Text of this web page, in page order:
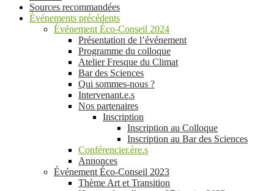
Sources recommandées
Événements précédents
Événement Éco-Conseil 2024
Présentation de l’événement
Programme du colloque
Atelier Fresque du Climat
Bar des Sciences
Qui sommes-nous ?
Intervenant.e.s
Nos partenaires
Inscription
Inscription au Colloque
Inscription au Bar des Sciences
Conférencier.ère.s
Annonces
Événement Éco-Conseil 2023
Thème Art et Transition